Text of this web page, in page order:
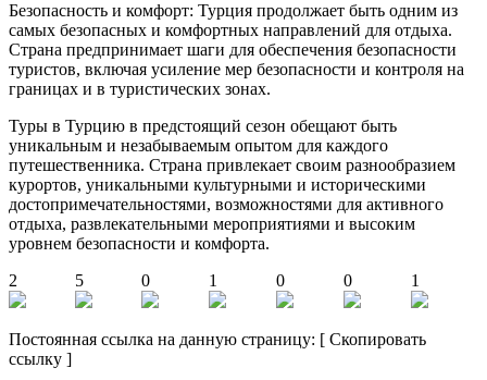
Безопасность и комфорт: Турция продолжает быть одним из
самых безопасных и комфортных направлений для отдыха.
Страна предпринимает шаги для обеспечения безопасности
туристов, включая усиление мер безопасности и контроля на
границах и в туристических зонах.
Туры в Турцию в предстоящий сезон обещают быть
уникальным и незабываемым опытом для каждого
путешественника. Страна привлекает своим разнообразием
курортов, уникальными культурными и историческими
достопримечательностями, возможностями для активного
отдыха, развлекательными мероприятиями и высоким
уровнем безопасности и комфорта.
2
5 0 1 0 0 1
Постоянная ссылка на данную страницу: [ Скопировать
ссылку ]